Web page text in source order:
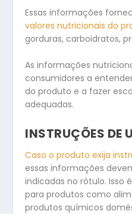
Essas informações
valores nutricionais do
gorduras, carboidratos,
As informações
consumidores a
do produto e a fazer
adequadas.
INSTRUÇÕES DE
Caso o produto exija
essas informações
indicadas no rótulo. Isso
para produtos como
produtos químicos